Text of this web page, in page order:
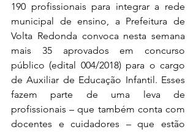
190 profissionais para integrar a rede
municipal de ensino, a Prefeitura de
Volta Redonda convoca nesta semana
mais 35 aprovados em concurso
público (edital 004/2018) para o cargo
de Auxiliar de Educação Infantil. Esses
fazem parte de uma leva de
profissionais – que também conta com
docentes e cuidadores – que estão